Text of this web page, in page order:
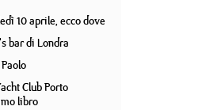
10 aprile, ecco dove
bar di Londra
Club Porto
libro